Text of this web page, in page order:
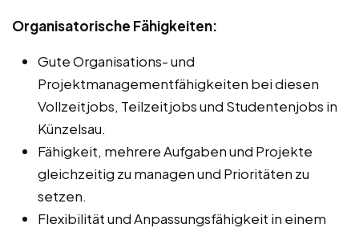
Organisatorische Fähigkeiten:
Gute Organisations- und
Projektmanagementfähigkeiten bei diesen
Vollzeitjobs, Teilzeitjobs und Studentenjobs in
Künzelsau.
Fähigkeit, mehrere Aufgaben und Projekte
gleichzeitig zu managen und Prioritäten zu
setzen.
Flexibilität und Anpassungsfähigkeit in einem